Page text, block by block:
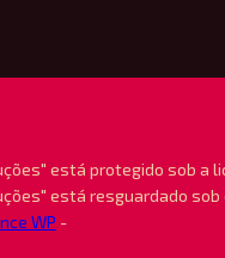
está protegido sob a
está resguardado
WP -